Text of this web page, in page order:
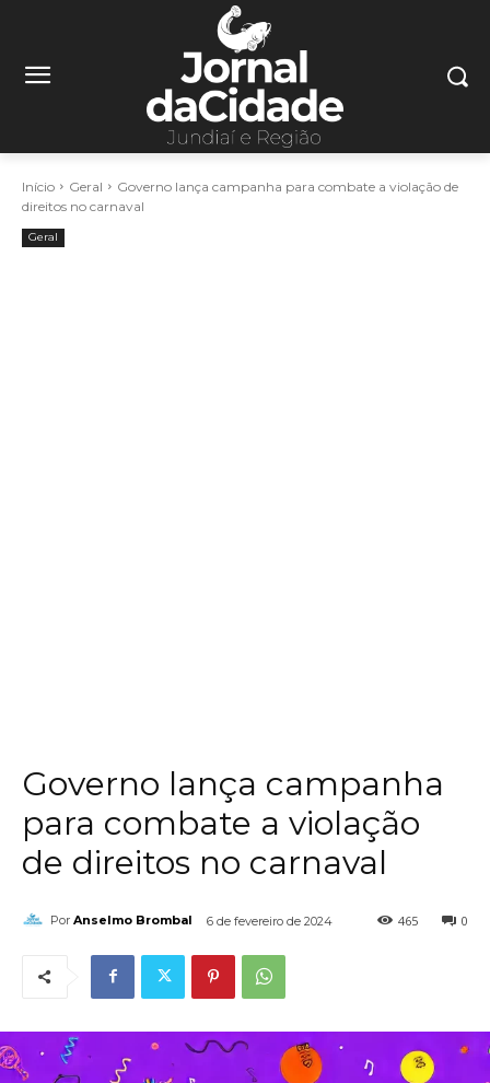
Início Geral
Governo lança campanha para combate a violação de
direitos no carnaval
Geral
Governo lança campanha
para combate a violação
de direitos no carnaval
Por Anselmo Brombal 6 de fevereiro de 2024 0
465